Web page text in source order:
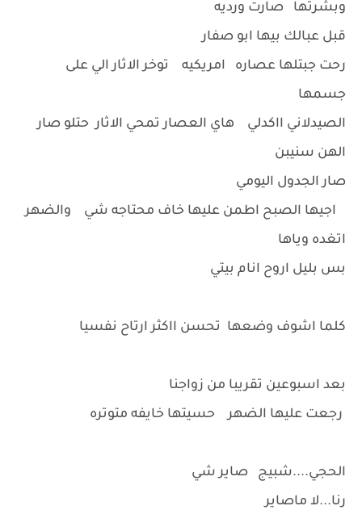
وبشرتها صارت ورديه
قبل عبالك بيها ابو صفار
رحت جبتلها عصاره امريكيه توخر الاثار الي على
جسمها
الصيدلاني ااكدلي هاي العصار تمحي الاثار حتلو صار
الهن سنيبن
صار الجدول اليومي
اجيها الصبح اطمن عليها خاف محتاجه شي والضهر
اتغده وياها
بس بليل اروح انام بيتي
كلما اشوف وضعها تحسن ااكثر ارتاح نفسيا
بعد اسبوعين تقريبا من زواجنا
رجعت عليها الضهر حسيتها خايفه متوتره
الحجي....شبيج صاير شي
رنا...لا ماصاير